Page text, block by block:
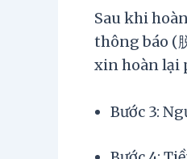
Sau khi
thông báo (
xin hoàn lại
Bước 3: